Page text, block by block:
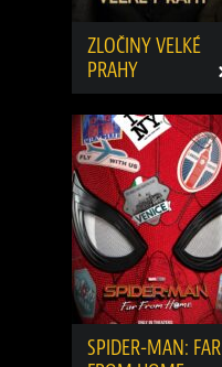
ZLOČINY VELKÉ
PRAHY
SPIDER-MAN: FAR